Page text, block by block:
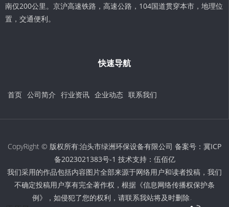
南仅200公里。京沪高速铁路，高速公路，104国道贯穿本市，地理位
置，交通便利。
快速导航
首页 公司简介 行业资讯 企业动态 联系我们
CopyRight © 版权所有:泊头市绿洲环保设备有限公司 备案号： 冀ICP
备2023021383号-1 技术支持： 伍佰亿
我们采用的作品包括内容图片全部来源于网络用户和读者投稿，我们
不确定投稿用户享有完全著作权，根据《信息网络传播权保护条
例》，如侵犯了您的权利，请联系我站将及时删除。